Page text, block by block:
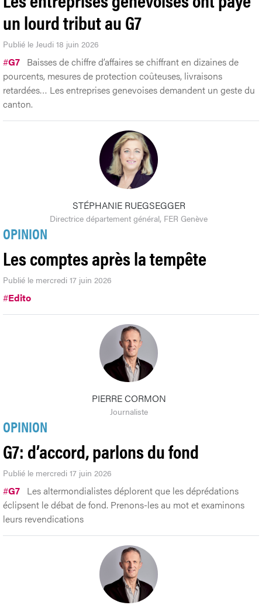
un lourd tribut au G7
Publié le Jeudi 18 juin 2026
#G7 Baisses de chiffre d’affaires se chiffrant en dizaines de
pourcents, mesures de protection coûteuses, livraisons
retardées… Les entreprises genevoises demandent un geste du
canton.
STÉPHANIE RUEGSEGGER
Directrice département général, FER Genève
OPINION
Les comptes après la tempête
Publié le mercredi 17 juin 2026
#Edito
PIERRE CORMON
Journaliste
OPINION
G7: d’accord, parlons du fond
Publié le mercredi 17 juin 2026
#G7 Les altermondialistes déplorent que les déprédations
éclipsent le débat de fond. Prenons-les au mot et examinons
leurs revendications